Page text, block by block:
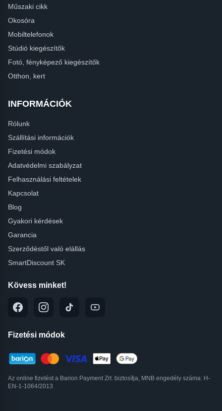
Műszaki cikk
Okosóra
Mobiltelefonok
Stúdió kiegészítők
Fotó, fényképező kiegészítők
Otthon, kert
INFORMÁCIÓK
Rólunk
Szállítási információk
Fizetési módok
Adatvédelmi szabályzat
Felhasználási feltételek
Kapcsolat
Blog
Gyakori kérdések
Garancia
Szerződéstől való elállás
SmartDiscount SK
Kövess minket!
Fizetési módok
Az online fizetést a Barion Payment Zrt. biztosítja, MNB engedély száma: H-
EN-1-1064/2013